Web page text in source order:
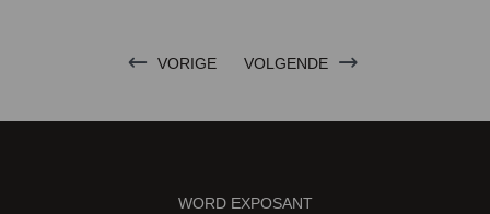
VORIGE VOLGENDE
WORD EXPOSANT